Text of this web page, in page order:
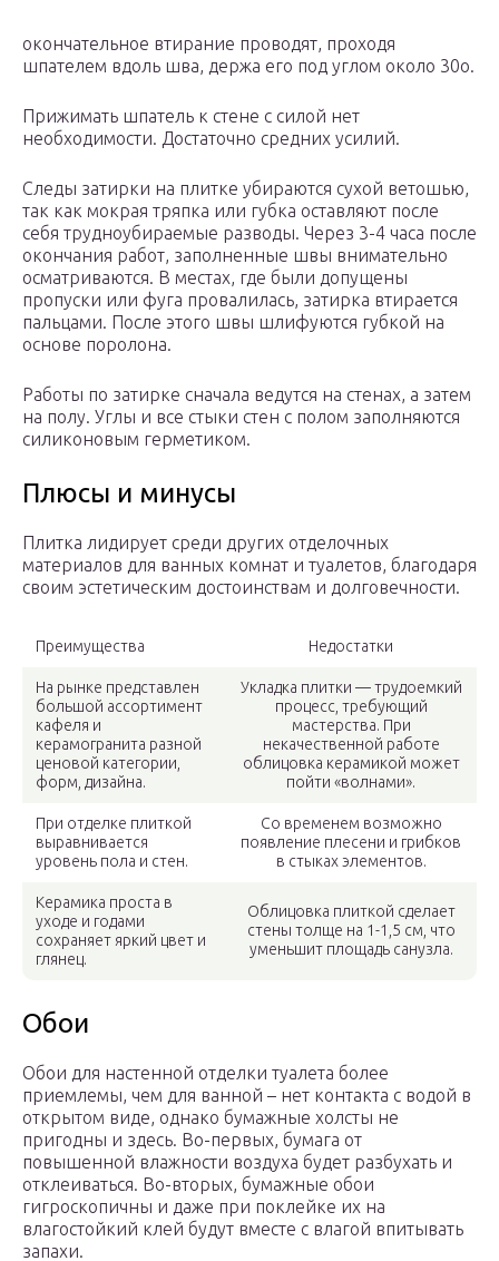
окончательное втирание проводят, проходя
шпателем вдоль шва, держа его под углом около 30o.
Прижимать шпатель к стене с силой нет
необходимости. Достаточно средних усилий.
Следы затирки на плитке убираются сухой ветошью,
так как мокрая тряпка или губка оставляют после
себя трудноубираемые разводы. Через 3-4 часа после
окончания работ, заполненные швы внимательно
осматриваются. В местах, где были допущены
пропуски или фуга провалилась, затирка втирается
пальцами. После этого швы шлифуются губкой на
основе поролона.
Работы по затирке сначала ведутся на стенах, а затем
на полу. Углы и все стыки стен с полом заполняются
силиконовым герметиком.
Плюсы и минусы
Плитка лидирует среди других отделочных
материалов для ванных комнат и туалетов, благодаря
своим эстетическим достоинствам и долговечности.
Преимущества Недостатки
На рынке представлен
большой ассортимент
кафеля и
керамогранита разной
ценовой категории,
форм, дизайна.
Укладка плитки — трудоемкий
процесс, требующий
мастерства. При
некачественной работе
облицовка керамикой может
пойти «волнами».
При отделке плиткой
выравнивается
уровень пола и стен.
Со временем возможно
появление плесени и грибков
в стыках элементов.
Керамика проста в
уходе и годами
сохраняет яркий цвет и
глянец.
Облицовка плиткой сделает
стены толще на 1-1,5 см, что
уменьшит площадь санузла.
Обои
Обои для настенной отделки туалета более
приемлемы, чем для ванной – нет контакта с водой в
открытом виде, однако бумажные холсты не
пригодны и здесь. Во-первых, бумага от
повышенной влажности воздуха будет разбухать и
отклеиваться. Во-вторых, бумажные обои
гигроскопичны и даже при поклейке их на
влагостойкий клей будут вместе с влагой впитывать
запахи.